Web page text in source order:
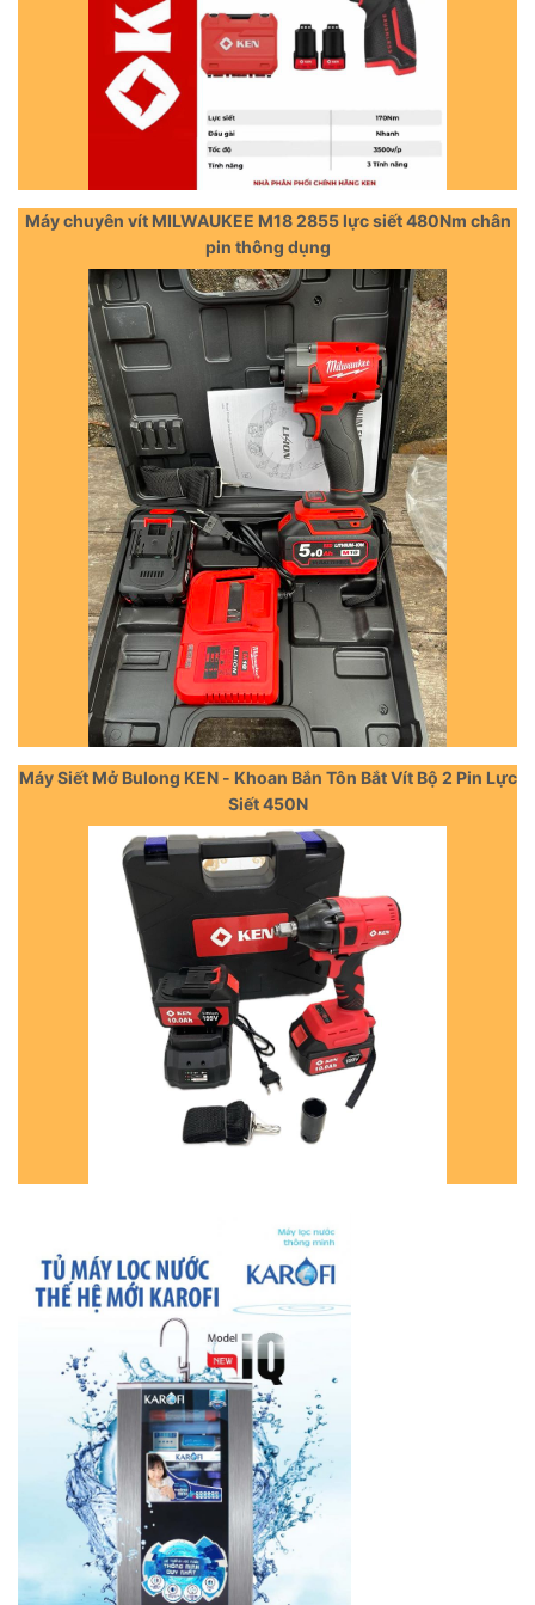
Máy chuyên vít MILWAUKEE M18 2855 lực siết 480Nm chân
pin thông dụng
Máy Siết Mở Bulong KEN - Khoan Bắn Tôn Bắt Vít Bộ 2 Pin Lực
Siết 450N